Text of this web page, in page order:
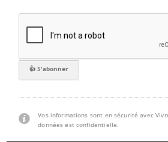
Vos informations sont en sécurité avec
données est confidentielle.